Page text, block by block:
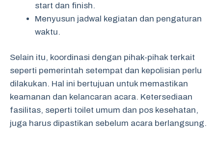
start dan finish.
Menyusun jadwal kegiatan dan pengaturan
waktu.
Selain itu, koordinasi dengan pihak-pihak terkait
seperti pemerintah setempat dan kepolisian perlu
dilakukan. Hal ini bertujuan untuk memastikan
keamanan dan kelancaran acara. Ketersediaan
fasilitas, seperti toilet umum dan pos kesehatan,
juga harus dipastikan sebelum acara berlangsung.